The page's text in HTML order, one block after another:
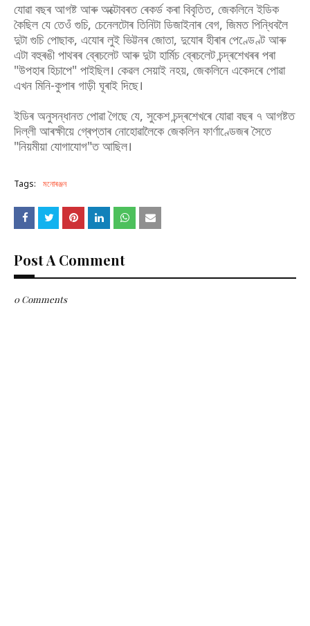
যোৱা বছৰ আগষ্ট আৰু অক্টোবৰত ৰেকৰ্ড কৰা বিবৃতিত, জেকলিনে ইডিক
কৈছিল যে তেওঁ গুচি, চেনেলটোৰ তিনিটা ডিজাইনাৰ বেগ, জিমত পিন্ধিবলৈ
দুটা গুচি পোছাক, এযোৰ লুই ভিট্টনৰ জোতা, দুযোৰ হীৰাৰ পেণ্ডেণ্ট আৰু
এটা বহুৰঙী পাথৰৰ ব্ৰেচলেট আৰু দুটা হাৰ্মিচ ব্ৰেচলেট চন্দ্ৰশেখৰৰ পৰা
"উপহাৰ হিচাপে" পাইছিল। কেৱল সেয়াই নহয়, জেকলিনে একেদৰে পোৱা
এখন মিনি-কুপাৰ গাড়ী ঘূৰাই দিছে।
ইডিৰ অনুসন্ধানত পোৱা গৈছে যে, সুকেশ চন্দ্ৰশেখৰে যোৱা বছৰ ৭ আগষ্টত
দিল্লী আৰক্ষীয়ে গ্ৰেপ্তাৰ নোহোৱালৈকে জেকলিন ফাৰ্ণাণ্ডেজৰ সৈতে
"নিয়মীয়া যোগাযোগ"ত আছিল।
Tags: মনোৰঞ্জন
Post A Comment
0 Comments